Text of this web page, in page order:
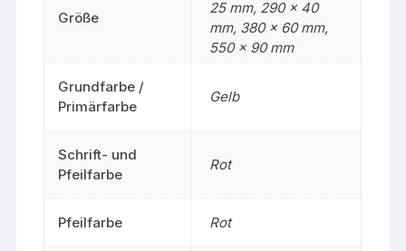
Größe
25 mm, 290 x 40
mm, 380 x 60 mm,
550 x 90 mm
Grundfarbe /
Primärfarbe
Gelb
Schrift- und
Pfeilfarbe
Rot
Pfeilfarbe Rot